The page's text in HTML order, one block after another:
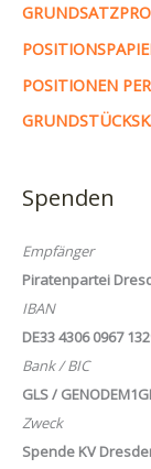
POSITIONEN
Spenden
Empfänger
Piratenpartei
IBAN
DE33 4306 0967
Bank / BIC
GLS /
Zweck
Spende KV